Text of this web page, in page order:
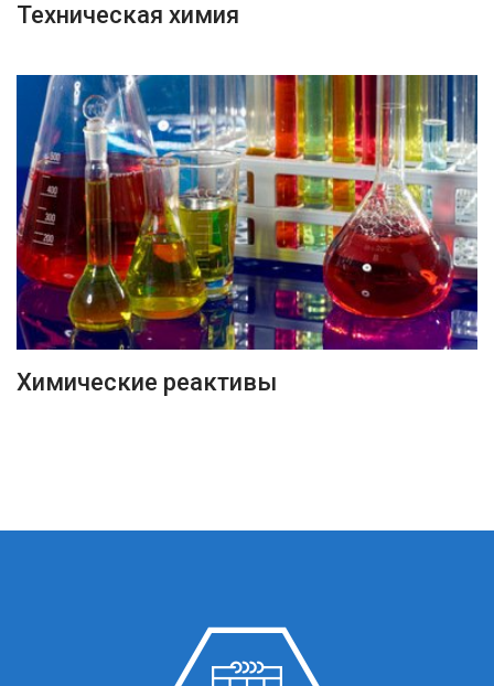
Техническая химия
ПОДРОБНЕЕ
Химические реактивы